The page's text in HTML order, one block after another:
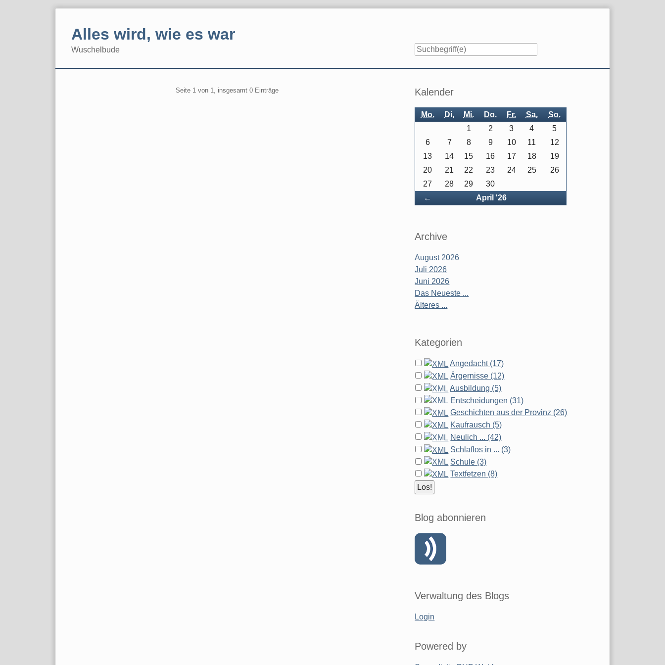
Alles wird, wie es war
Wuschelbude
Seite 1 von 1, insgesamt 0 Einträge Seitenleiste
Kalender
Mo. Di. Mi. Do. Fr. Sa. So.
← April '26
1 2 3 4
5
6
7 8 9 10 11
12
13
14 15 16 17 18
19
20
21 22 23 24 25
26
27
28 29 30
Archive
August 2026
Juli 2026
Juni 2026
Das Neueste ...
Älteres ...
Kategorien
Angedacht (17)
Ärgernisse (12)
Ausbildung (5)
Entscheidungen (31)
Geschichten aus der Provinz (26)
Kaufrausch (5)
Neulich ... (42)
Schlaflos in ... (3)
Schule (3)
Textfetzen (8)
Blog abonnieren
Verwaltung des Blogs
Login
Powered by